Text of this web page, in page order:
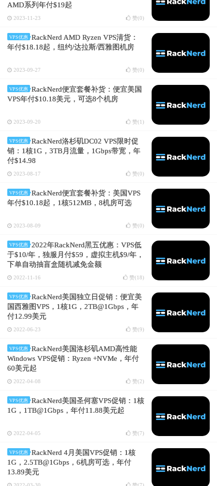
AMD系列年付$19起
2023-11-23 赞(0)
VPS优惠
RackNerd AMD Ryzen VPS清货：
年付$18.18起，纽约/达拉斯/西雅图机房
2023-09-27 赞(0)
VPS优惠
RackNerd便宜套餐补货：便宜美国
VPS年付$10.18美元，可选8个机房
2023-09-20 赞(1 )
VPS优惠
RackNerd洛杉矶DC02 VPS限时促
销：1核1G，3TB月流量，1Gbps带宽，年
付$14.98
2023-08-17 赞(0)
VPS优惠
RackNerd便宜套餐补货：美国VPS
年付$10.18起，1核512MB，8机房可选
2023-08-09 赞(0)
VPS优惠
2022年RackNerd黑五优惠：VPS低
于$10/年，独服月付$59，虚拟主机$9/年，
下单自动抽盲盒随机减免金额
2022-11-16 赞(18)
VPS优惠
RackNerd美国独立日促销：便宜美
国西雅图VPS，1核1G，2TB@1Gbps，年
付12.99美元
2022-06-23 赞(9)
VPS优惠
RackNerd美国洛杉矶AMD高性能
Windows VPS促销：Ryzen +NVMe，年付
60美元起
2022-04-08 赞(2)
VPS优惠
RackNerd美国圣何塞VPS促销：1核
1G，1TB@1Gbps，年付11.88美元起
2022-04-05 赞(7)
VPS优惠
RackNerd 4月美国VPS促销：1核
1G，2.5TB@1Gbps，6机房可选，年付
13.89美元